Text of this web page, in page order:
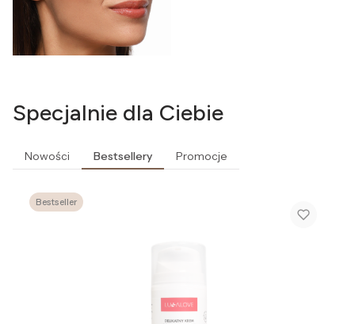
Specjalnie dla Ciebie
Nowości Bestsellery Promocje
Bestseller